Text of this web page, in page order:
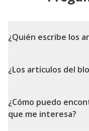
¿Quién escribe los
¿Los artículos del
¿Cómo puedo
que me interesa?